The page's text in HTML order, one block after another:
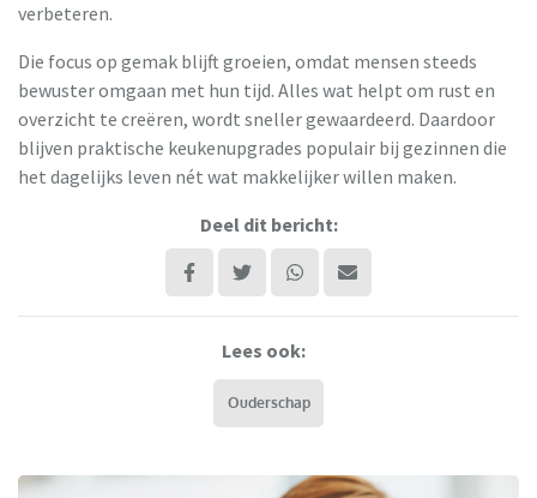
verbeteren.
Die focus op gemak blijft groeien, omdat mensen steeds
bewuster omgaan met hun tijd. Alles wat helpt om rust en
overzicht te creëren, wordt sneller gewaardeerd. Daardoor
blijven praktische keukenupgrades populair bij gezinnen die
het dagelijks leven nét wat makkelijker willen maken.
Deel dit bericht:
Lees ook:
Ouderschap